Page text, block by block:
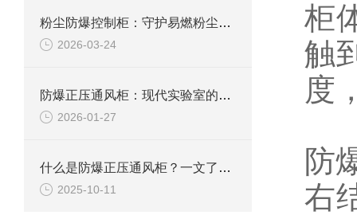
粉尘防爆控制柜：守护易燃粉尘环境下的电气安全
2026-03-24
防爆正压通风柜：现代实验室的安全屏障
2026-01-27
什么是防爆正压通风柜？一文了解其定义、原理及应用
2025-10-11
柜
触
度
防
右